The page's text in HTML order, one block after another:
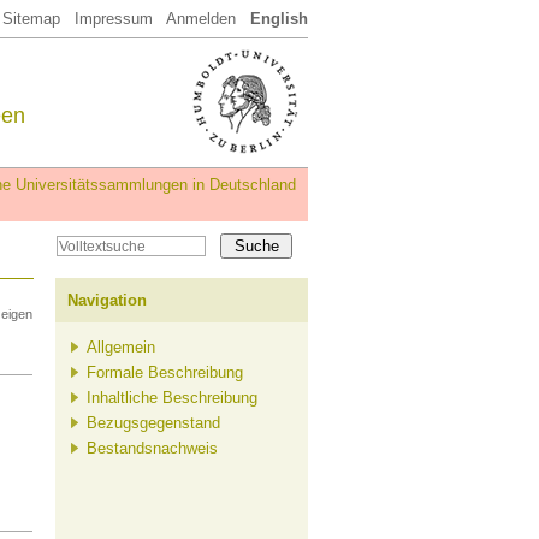
Sitemap Impressum Anmelden English
Universitätssammlungen in Deutschland
Navigation
Allgemein
Formale Beschreibung
Inhaltliche Beschreibung
Bezugsgegenstand
Bestandsnachweis